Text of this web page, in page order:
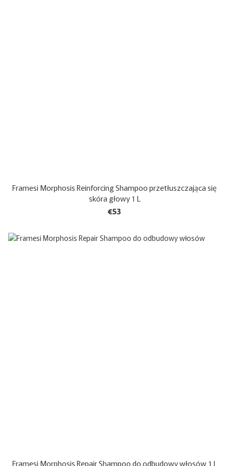
Framesi Morphosis Reinforcing Shampoo przetłuszczająca się
skóra głowy 1 L
€53
Framesi Morphosis Repair Shampoo do odbudowy włosów 1 L